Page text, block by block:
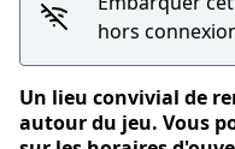
hors
Un lieu convivial de
autour du jeu. Vous